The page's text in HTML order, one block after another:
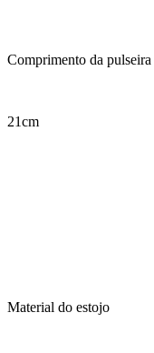
Comprimento da pulseira
21cm
Material do estojo